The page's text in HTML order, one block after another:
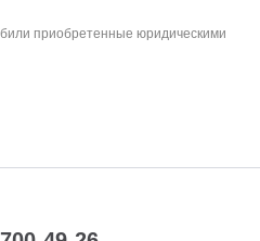
приобретенные юридическими